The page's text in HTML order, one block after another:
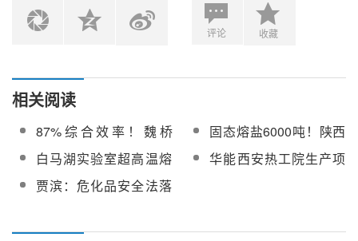
评论 收藏
相关阅读
87%综合效率！魏桥
500MW/2000MWh熔盐
储能项目为行业提供“绿
色方案”
固态熔盐6000吨！陕西
榆林能源集团榆神榆横
煤电机组抽汽蓄能调峰
白马湖实验室超高温熔
盐动态热工实验平台招
标
华能西安热工院生产项
贾滨：危化品安全法落